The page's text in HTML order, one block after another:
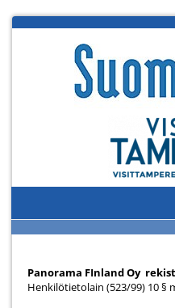
Panorama FInland Oy
Henkilötietolain (523/99) 10 §